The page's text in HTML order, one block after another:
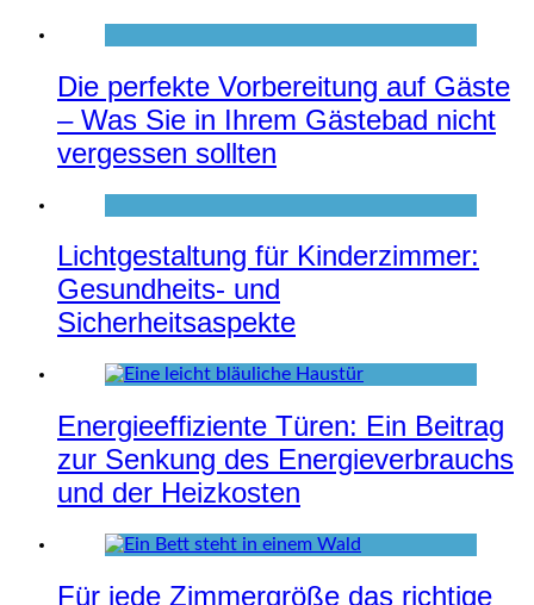
Die perfekte Vorbereitung auf Gäste
– Was Sie in Ihrem Gästebad nicht
vergessen sollten
Lichtgestaltung für Kinderzimmer:
Gesundheits- und
Sicherheitsaspekte
Energieeffiziente Türen: Ein Beitrag
zur Senkung des Energieverbrauchs
und der Heizkosten
Für jede Zimmergröße das richtige